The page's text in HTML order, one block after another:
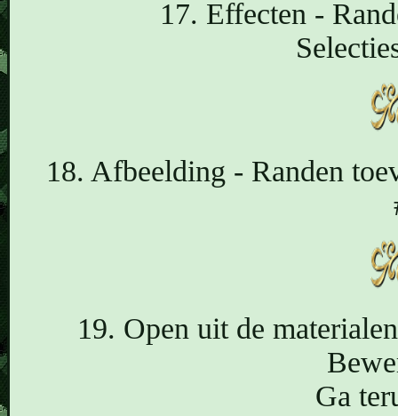
17. Effecten -
18. Afbeelding - Randen
19. Open uit de
Ga